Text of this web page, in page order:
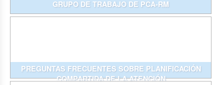
GRUPO DE TRABAJO DE PCA-RM
PREGUNTAS FRECUENTES SOBRE PLANIFICACIÓN
COMPARTIDA DE LA ATENCIÓN